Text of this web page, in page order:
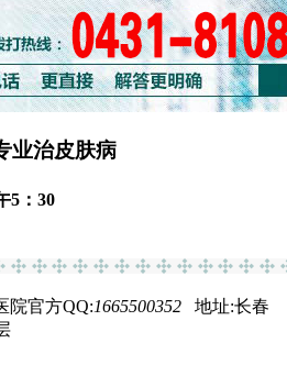
业治皮肤病
5：30
官方QQ:1665500352 地址:长春